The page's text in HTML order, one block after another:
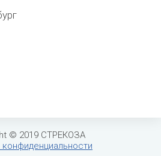
© 2019 СТРЕКОЗА
конфиденциальности